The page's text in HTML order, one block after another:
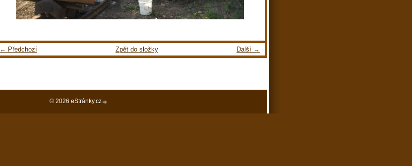
← Předchozí Další →
Zpět do složky
© 2026 eStránky.cz